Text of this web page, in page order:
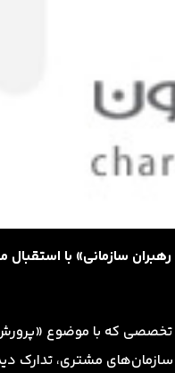
سازمانی» با
تخصصی که با موضوع
مشتری، تدارک